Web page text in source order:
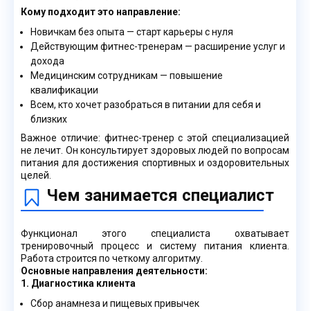
Кому подходит это направление:
Новичкам без опыта — старт карьеры с нуля
Действующим фитнес-тренерам — расширение услуг и
дохода
Медицинским сотрудникам — повышение
квалификации
Всем, кто хочет разобраться в питании для себя и
близких
Важное отличие: фитнес-тренер с этой специализацией
не лечит. Он консультирует здоровых людей по вопросам
питания для достижения спортивных и оздоровительных
целей.
Чем занимается специалист
Функционал этого специалиста охватывает
тренировочный процесс и систему питания клиента.
Работа строится по четкому алгоритму.
Основные направления деятельности:
1. Диагностика клиента
Сбор анамнеза и пищевых привычек